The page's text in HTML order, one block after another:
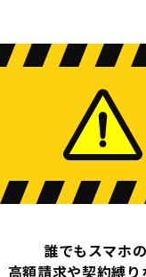
誰でもスマホ
高額請求や契約縛り